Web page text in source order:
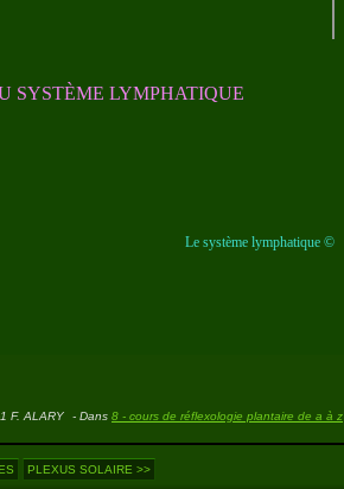
SYSTÈME LYMPHATIQUE
Le système lymphatique ©
F. ALARY - Dans 8 - cours de réflexologie plantaire de a à z
PLEXUS SOLAIRE >>